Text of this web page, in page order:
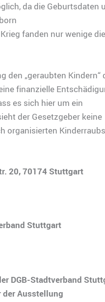
da die Geburtsdaten
fanden nur wenige
den „geraubten Kindern“
finanzielle
es sich hier um ein
der Gesetzgeber keine
organisierten
20, 70174 Stuttgart
Stuttgart
DGB-Stadtverband
der Ausstellung